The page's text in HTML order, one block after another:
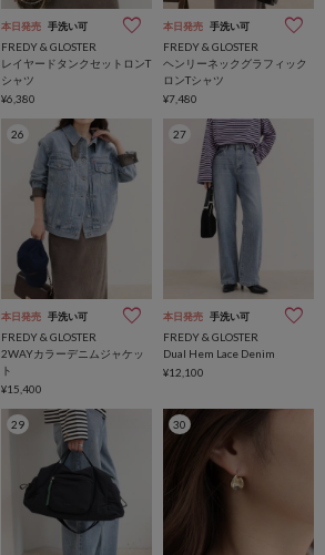
本日発売 手洗い可
FREDY & GLOSTER
レイヤードタンクセットロンT
シャツ
¥6,380
本日発売 手洗い可
FREDY & GLOSTER
ヘンリーネックグラフィック
ロンTシャツ
¥7,480
26
本日発売 手洗い可
FREDY & GLOSTER
2WAYカラーデニムジャケッ
ト
¥15,400
27
本日発売 手洗い可
FREDY & GLOSTER
Dual Hem Lace Denim
¥12,100
29 30